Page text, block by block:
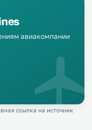
авиакомпании
ссылка на источник